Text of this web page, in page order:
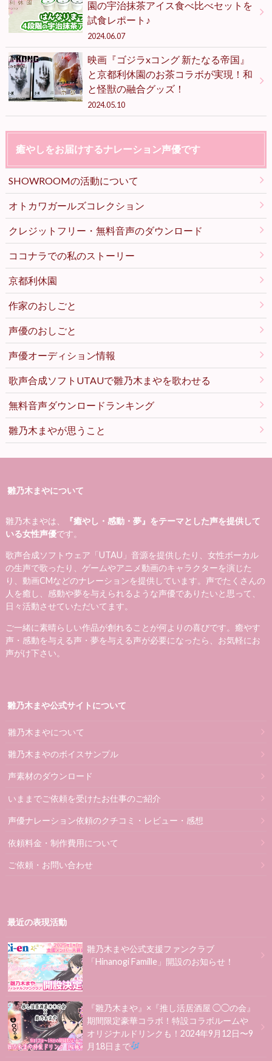
園の宇治抹茶アイス食べ比べセットを
試食レポート♪
2024.06.07
映画『ゴジラxコング 新たなる帝国』
と京都利休園のお茶コラボが実現！和
と怪獣の融合グッズ！
2024.05.10
癒やしをお届けするナレーション声優です
SHOWROOMの活動について
オトカワガールズコレクション
クレジットフリー・無料音声のダウンロード
ココナラでの私のストーリー
京都利休園
作家のおしごと
声優のおしごと
声優オーディション情報
歌声合成ソフトUTAUで雛乃木まやを歌わせる
無料音声ダウンロードランキング
雛乃木まやが思うこと
雛乃木まやについて
雛乃木まやは、
『癒やし・感動・夢』をテーマとした声を提供して
いる女性声優です。
歌声合成ソフトウェア「UTAU」音源を提供したり、女性ボーカル
の生声で歌ったり、ゲームやアニメ動画のキャラクターを演じた
り、動画CMなどのナレーションを提供しています。声でたくさんの
人を癒し、感動や夢を与えられるような声優でありたいと思って、
日々活動させていただいてます。
ご一緒に素晴らしい作品が創れることが何よりの喜びです。癒やす
声・感動を与える声・夢を与える声が必要になったら、お気軽にお
声がけ下さい。
雛乃木まや公式サイトについて
雛乃木まやについて
雛乃木まやのボイスサンプル
声素材のダウンロード
いままでご依頼を受けたお仕事のご紹介
声優ナレーション依頼のクチコミ・レビュー・感想
依頼料金・制作費用について
ご依頼・お問い合わせ
最近の表現活動
雛乃木まや公式支援ファンクラブ
「Hinanogi Famille」開設のお知らせ！
『雛乃木まや』×『推し活居酒屋 ◯◯の会』
期間限定豪華コラボ！特設コラボルームや
オリジナルドリンクも！2024年9月12日〜9
月18日まで